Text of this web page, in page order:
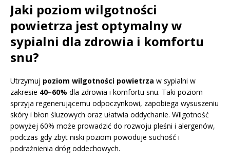
Jaki poziom wilgotności
powietrza jest optymalny w
sypialni dla zdrowia i komfortu
snu?
Utrzymuj poziom wilgotności powietrza w sypialni w
zakresie 40–60% dla zdrowia i komfortu snu. Taki poziom
sprzyja regenerującemu odpoczynkowi, zapobiega wysuszeniu
skóry i błon śluzowych oraz ułatwia oddychanie. Wilgotność
powyżej 60% może prowadzić do rozwoju pleśni i alergenów,
podczas gdy zbyt niski poziom powoduje suchość i
podrażnienia dróg oddechowych.